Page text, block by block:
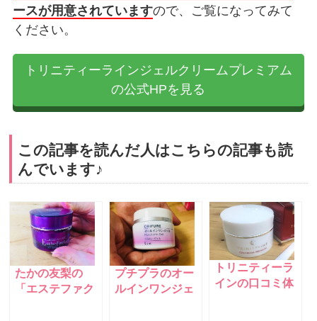
ースが用意されていますので、ご覧になってみて
ください。
トリニティーラインジェルクリームプレミアム
の公式HPを見る
この記事を読んだ人はこちらの記事も読
んでいます♪
たかの友梨の
「エステファク
プチプラのオー
ルインワンジェ
トリニティーラ
インの口コミ体